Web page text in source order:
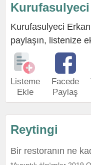
Kurufasulyeci
Kurufasulyeci
paylaşın, listenize
Listeme
Ekle
Facede
Paylaş
Reytingi
Bir restoranın ne